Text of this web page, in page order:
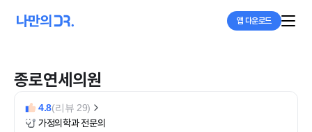
앱 다운로드
종로연세의원
4.8(리뷰 29)
가정의학과 전문의